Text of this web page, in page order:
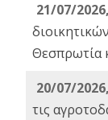
21/07/
Θεσπρωτία
20/07/
τις